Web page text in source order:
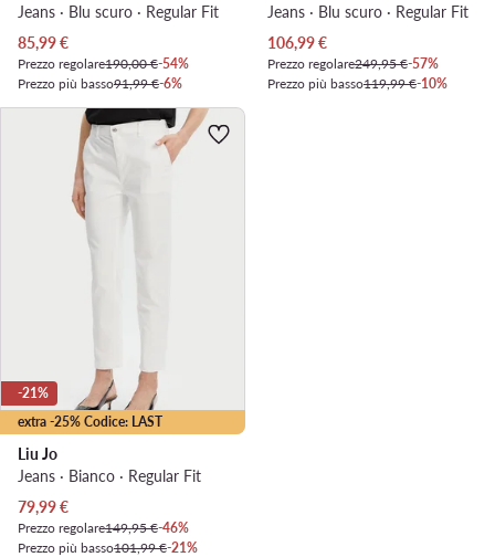
Jeans · Blu scuro · Regular Fit
Prezzo attuale
85,99€
Prezzo regolare190,00 €-54%
Prezzo più basso91,99 €-6%
Jeans · Blu scuro · Regular Fit
Prezzo attuale
106,99€
Prezzo regolare249,95 €-57%
Prezzo più basso119,99 €-10%
extra -25% Codice: LAST
-21%
Liu Jo
Jeans · Bianco · Regular Fit
Prezzo attuale
79,99€
Prezzo regolare149,95 €-46%
Prezzo più basso101,99 €-21%